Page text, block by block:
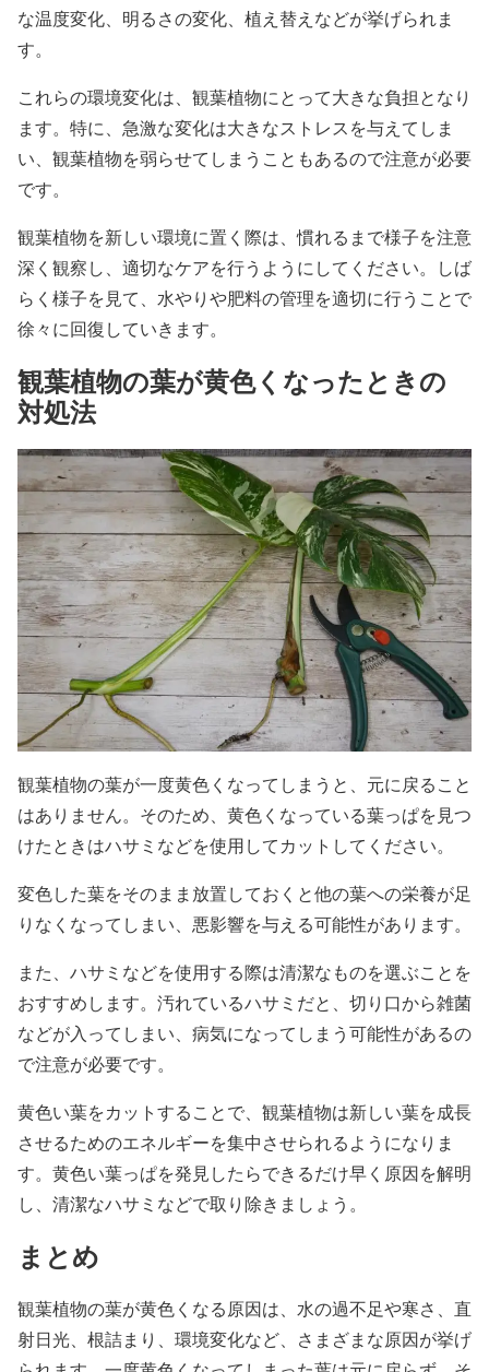
な温度変化、明るさの変化、植え替えなどが挙げられま
す。
これらの環境変化は、観葉植物にとって大きな負担となり
ます。特に、急激な変化は大きなストレスを与えてしま
い、観葉植物を弱らせてしまうこともあるので注意が必要
です。
観葉植物を新しい環境に置く際は、慣れるまで様子を注意
深く観察し、適切なケアを行うようにしてください。しば
らく様子を見て、水やりや肥料の管理を適切に行うことで
徐々に回復していきます。
観葉植物の葉が黄色くなったときの
対処法
観葉植物の葉が一度黄色くなってしまうと、元に戻ること
はありません。そのため、黄色くなっている葉っぱを見つ
けたときはハサミなどを使用してカットしてください。
変色した葉をそのまま放置しておくと他の葉への栄養が足
りなくなってしまい、悪影響を与える可能性があります。
また、ハサミなどを使用する際は清潔なものを選ぶことを
おすすめします。汚れているハサミだと、切り口から雑菌
などが入ってしまい、病気になってしまう可能性があるの
で注意が必要です。
黄色い葉をカットすることで、観葉植物は新しい葉を成長
させるためのエネルギーを集中させられるようになりま
す。黄色い葉っぱを発見したらできるだけ早く原因を解明
し、清潔なハサミなどで取り除きましょう。
まとめ
観葉植物の葉が黄色くなる原因は、水の過不足や寒さ、直
射日光、根詰まり、環境変化など、さまざまな原因が挙げ